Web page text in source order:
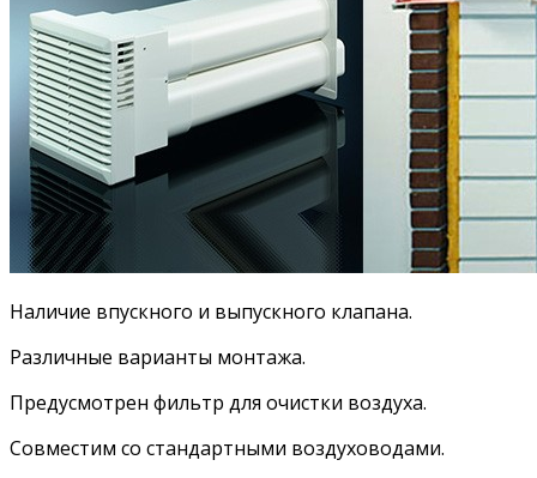
Наличие впускного и выпускного клапана.
Различные варианты монтажа.
Предусмотрен фильтр для очистки воздуха.
Совместим со стандартными воздуховодами.